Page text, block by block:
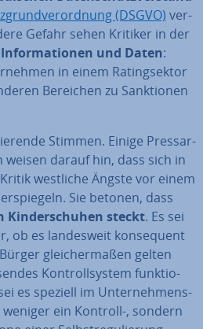
(DSGVO) ver­
Gefahr sehen Kritiker in der
und Daten:
in einem Ra­ting­sek­tor
Bereichen zu Sank­tio­nen
Stimmen. Einige Press­ar­
darauf hin, dass sich in
westliche Ängste vor einem
Sie betonen, dass
Kin­der­schu­hen steckt. Es sei
ob es lan­des­weit kon­se­quent
glei­cher­ma­ßen gelten
Kon­troll­sys­tem funk­tio­
es speziell im Un­ter­neh­mens­
weniger ein Kontroll-, sondern